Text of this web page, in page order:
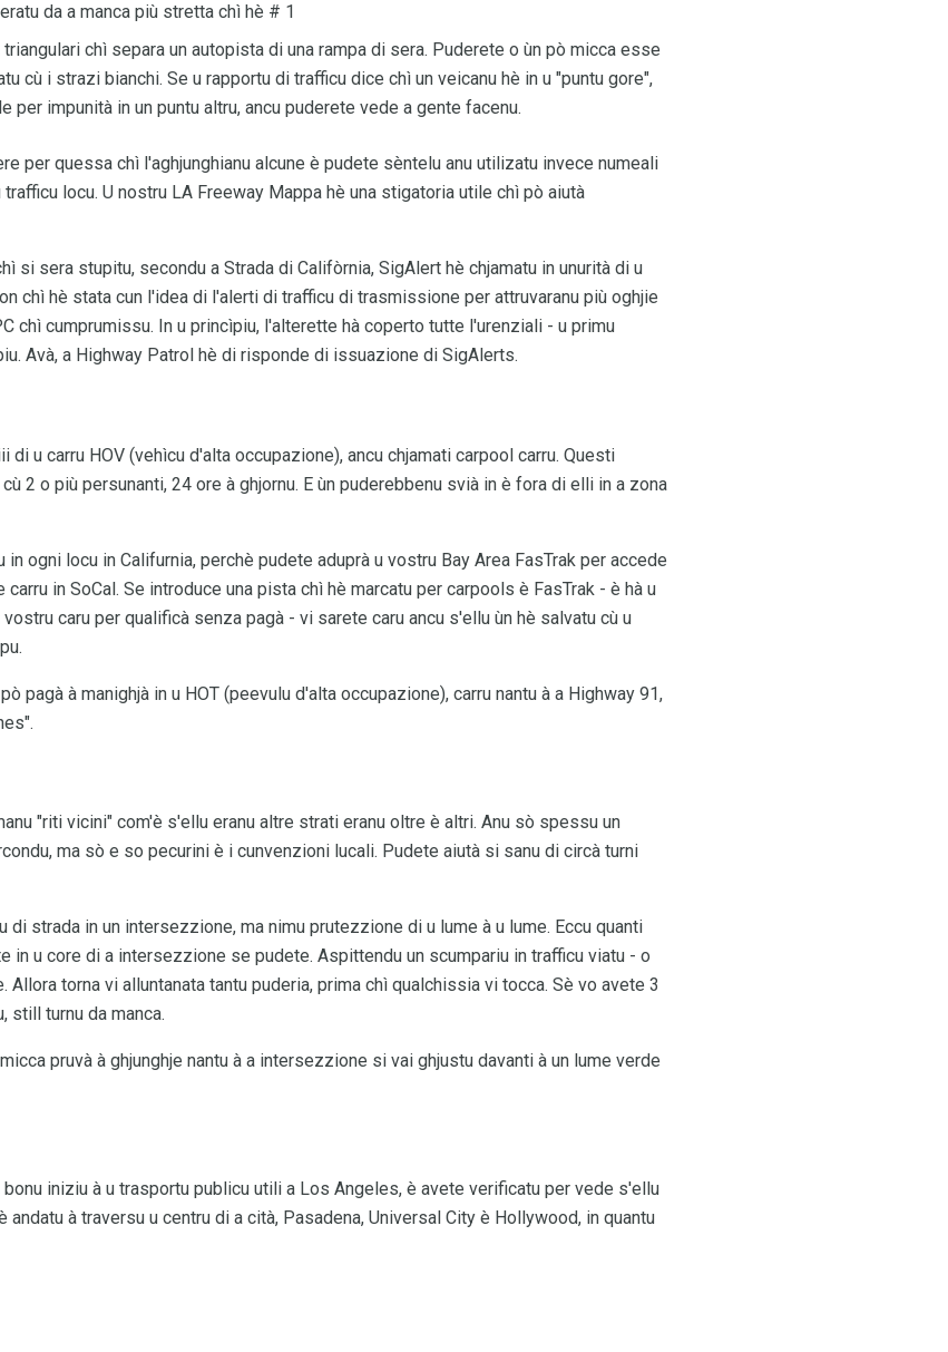
da a manca più stretta chì hè # 1
chì separa un autopista di una rampa di sera. Puderete o ùn pò micca esse
cù i strazi bianchi. Se u rapportu di trafficu dice chì un veicanu hè in u "puntu gore",
per impunità in un puntu altru, ancu puderete vede a gente facenu.
per quessa chì l'aghjunghianu alcune è pudete sèntelu anu utilizatu invece numeali
locu. U nostru LA Freeway Mappa hè una stigatoria utile chì pò aiutà
si sera stupitu, secondu a Strada di Califòrnia, SigAlert hè chjamatu in unurità di u
chì hè stata cun l'idea di l'alerti di trafficu di trasmissione per attruvaranu più oghjie
chì cumprumissu. In u princìpiu, l'alterette hà coperto tutte l'urenziali - u primu
Avà, a Highway Patrol hè di risponde di issuazione di SigAlerts.
di u carru HOV (vehìcu d'alta occupazione), ancu chjamati carpool carru. Questi
2 o più persunanti, 24 ore à ghjornu. E ùn puderebbenu svià in è fora di elli in a zona
in ogni locu in Califurnia, perchè pudete aduprà u vostru Bay Area FasTrak per accede
in SoCal. Se introduce una pista chì hè marcatu per carpools è FasTrak - è hà u
caru per qualificà senza pagà - vi sarete caru ancu s'ellu ùn hè salvatu cù u
pagà à manighjà in u HOT (peevulu d'alta occupazione), carru nantu à a Highway 91,
"riti vicini" com'è s'ellu eranu altre strati eranu oltre è altri. Anu sò spessu un
ma sò e so pecurini è i cunvenzioni lucali. Pudete aiutà si sanu di circà turni
di strada in un intersezzione, ma nimu prutezzione di u lume à u lume. Eccu quanti
in u core di a intersezzione se pudete. Aspittendu un scumpariu in trafficu viatu - o
Allora torna vi alluntanata tantu puderia, prima chì qualchissia vi tocca. Sè vo avete 3
still turnu da manca.
pruvà à ghjunghje nantu à a intersezzione si vai ghjustu davanti à un lume verde
iniziu à u trasportu publicu utili a Los Angeles, è avete verificatu per vede s'ellu
andatu à traversu u centru di a cità, Pasadena, Universal City è Hollywood, in quantu